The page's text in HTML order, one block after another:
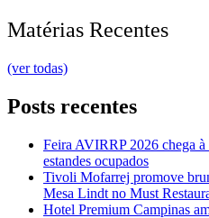
Matérias Recentes
(ver todas)
Posts recentes
Feira AVIRRP 2026 chega à
estandes ocupados
Tivoli Mofarrej promove
Mesa Lindt no Must
Hotel Premium Campinas